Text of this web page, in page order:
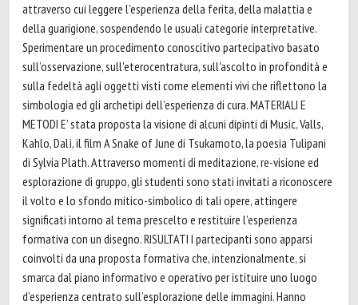
attraverso cui leggere l’esperienza della ferita, della malattia e
della guarigione, sospendendo le usuali categorie interpretative.
Sperimentare un procedimento conoscitivo partecipativo basato
sull’osservazione, sull'eterocentratura, sull'ascolto in profondità e
sulla fedeltà agli oggetti visti come elementi vivi che riflettono la
simbologia ed gli archetipi dell’esperienza di cura. MATERIALI E
METODI E’ stata proposta la visione di alcuni dipinti di Music, Valls,
Kahlo, Dalì, il film A Snake of June di Tsukamoto, la poesia Tulipani
di Sylvia Plath. Attraverso momenti di meditazione, re-visione ed
esplorazione di gruppo, gli studenti sono stati invitati a riconoscere
il volto e lo sfondo mitico-simbolico di tali opere, attingere
significati intorno al tema prescelto e restituire l’esperienza
formativa con un disegno. RISULTATI I partecipanti sono apparsi
coinvolti da una proposta formativa che, intenzionalmente, si
smarca dal piano informativo e operativo per istituire uno luogo
d’esperienza centrato sull’esplorazione delle immagini. Hanno